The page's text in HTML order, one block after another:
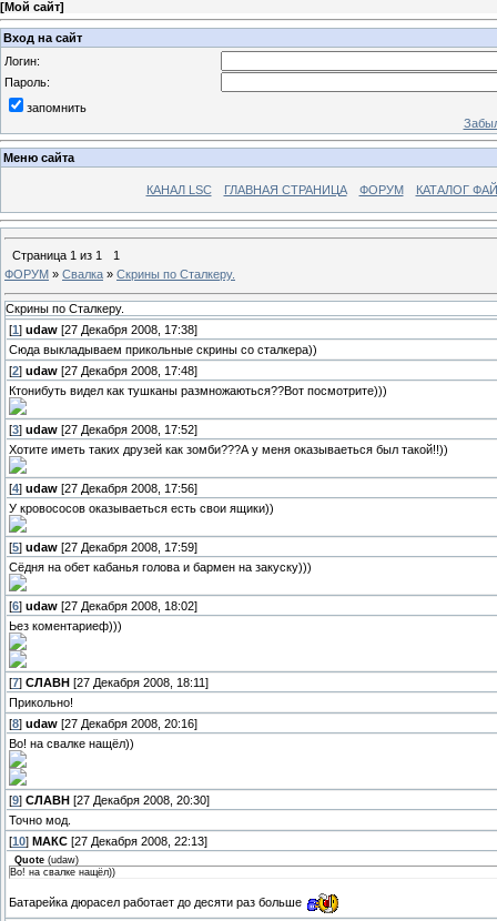
[Мой сайт]
Вход на сайт
Логин:
Пароль:
запомнить
Меню сайта
КАНАЛ LSC ГЛАВНАЯ СТРАНИЦА ФОРУМ КАТАЛОГ
Страница 1 из 1
1
ФОРУМ » Свалка » Скрины по Сталкеру.
Скрины по Сталкеру.
[1 ] udaw [27 Декабря 2008, 17:38]
Сюда выкладываем прикольные скрины со сталкера))
[2] udaw [27 Декабря 2008, 17:48]
Ктонибуть видел как тушканы размножаються??Вот посмотрите)))
[3] udaw [27 Декабря 2008, 17:52]
Хотите иметь таких друзей как зомби???А у меня оказываеться был такой!!))
[4] udaw [27 Декабря 2008, 17:56]
У кровососов оказываеться есть свои ящики))
[5] udaw [27 Декабря 2008, 17:59]
Сёдня на обет кабанья голова и бармен на закуску)))
[6] udaw [27 Декабря 2008, 18:02]
Ьез коментариеф)))
[7] СЛАВН [27 Декабря 2008, 18:11]
Прикольно!
[8] udaw [27 Декабря 2008, 20:16]
Во! на свалке нащёл))
[9] СЛАВН [27 Декабря 2008, 20:30]
Точно мод.
[10] МАКС [27 Декабря 2008, 22:13]
Quote (udaw)
Во! на свалке нащёл))
Батарейка дюрасел работает до десяти раз больше